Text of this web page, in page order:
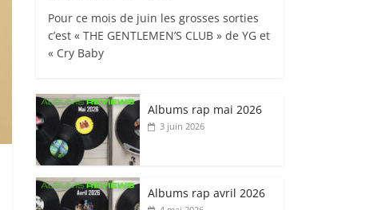
Pour ce mois de juin les grosses sorties
c’est « THE GENTLEMEN’S CLUB » de YG et
« Cry Baby
Albums rap mai 2026
3 juin 2026
Albums rap avril 2026